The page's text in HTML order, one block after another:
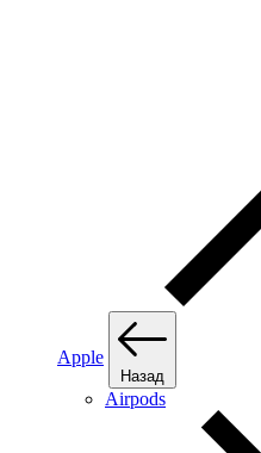
Apple
Назад
Airpods